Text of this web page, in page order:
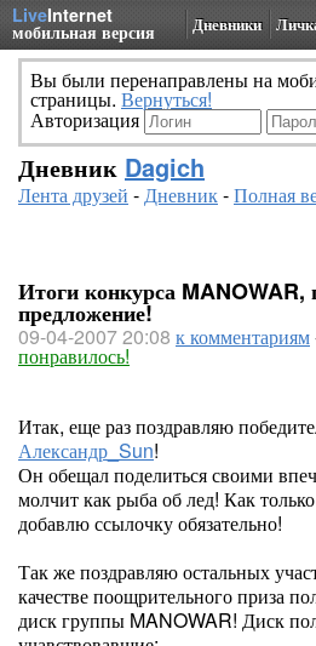
LiveInternet
мобильная версия Дневники
Вы были перенаправлены на
страницы. Вернуться!
Авторизация
Дневник Dagich
Лента друзей -Дневник-Полная
Итоги конкурса MANOWAR,
предложение!
09-04-2007 20:08 к комментариям
понравилось!
Итак, еще раз поздравляю
Александр_Sun!
Он обещал поделиться своими
молчит как рыба об лед! Как
добавлю ссылочку обязательно!
Так же поздравляю остальных
качестве поощрительного приза
диск группы MANOWAR! Диск